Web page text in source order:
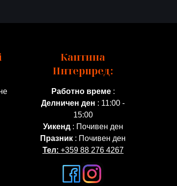
Кантина
Интерпред:
Работно време:
Делничен ден : 11:00 -
15:00
Уикенд: Почивен ден
Празник : Почивен ден
Тел: +359 88 276 4267